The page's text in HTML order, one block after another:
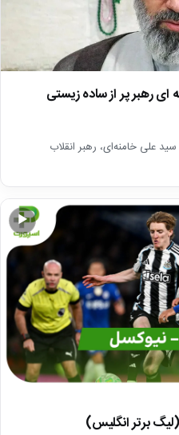
رهبر پر از ساده زیستی
علی خامنه‌ای، رهبر انقلاب
▶